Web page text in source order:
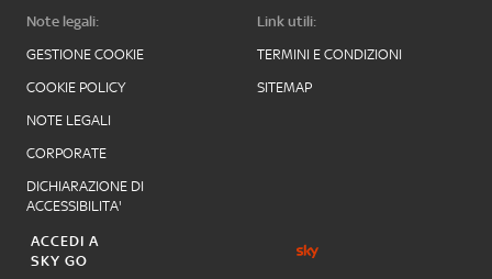
Note legali:
GESTIONE COOKIE
COOKIE POLICY
NOTE LEGALI
CORPORATE
DICHIARAZIONE DI
ACCESSIBILITA'
Link utili:
TERMINI E CONDIZIONI
SITEMAP
ACCEDI A
SKY GO